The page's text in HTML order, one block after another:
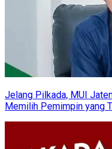
Jelang Pilkada, MUI
Memilih Pemimpin yang